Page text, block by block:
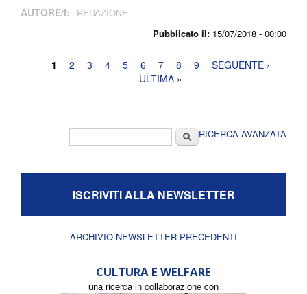
Pubblicato il: 15/07/2018 - 00:00
AUTORE/I: REDAZIONE
Pagine
1 2 3 4 5 6 7 8 9
SEGUENTE ›
ULTIMA »
CercaRICERCA AVANZATA
ISCRIVITI ALLA NEWSLETTER
ARCHIVIO NEWSLETTER PRECEDENTI
CULTURA E WELFARE
una ricerca in collaborazione con